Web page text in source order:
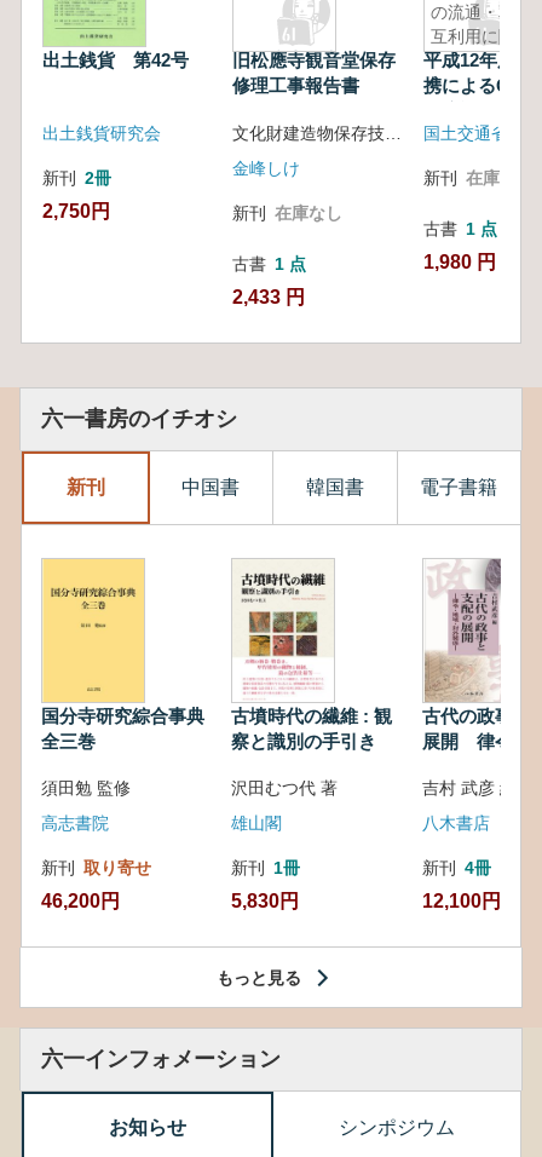
出土銭貨 第42号
出土銭貨研究会
新刊 2冊
2,750円
旧松應寺観音堂保存
修理工事報告書
金峰しけ
新刊 在庫なし
古書 1 点
2,433 円
の流通・相
互利用に関
する調査
報告書
平成12年度
携によるGIS
関する調査
新刊 在庫なし
古書 1 点
1,980 円
六一書房のイチオシ
新刊 中国書 韓国書 電子書籍
国分寺研究綜合事典
全三巻
須田勉 監修
高志書院
新刊 取り寄せ
46,200円
古墳時代の繊維 : 観
察と識別の手引き
沢田むつ代 著
雄山閣
新刊 1冊
5,830円
古代の政事と
展開 律令・
吉村 武彦 編集
八木書店
新刊 4冊
12,100円
もっと見る
六一インフォメーション
お知らせ シンポジウム